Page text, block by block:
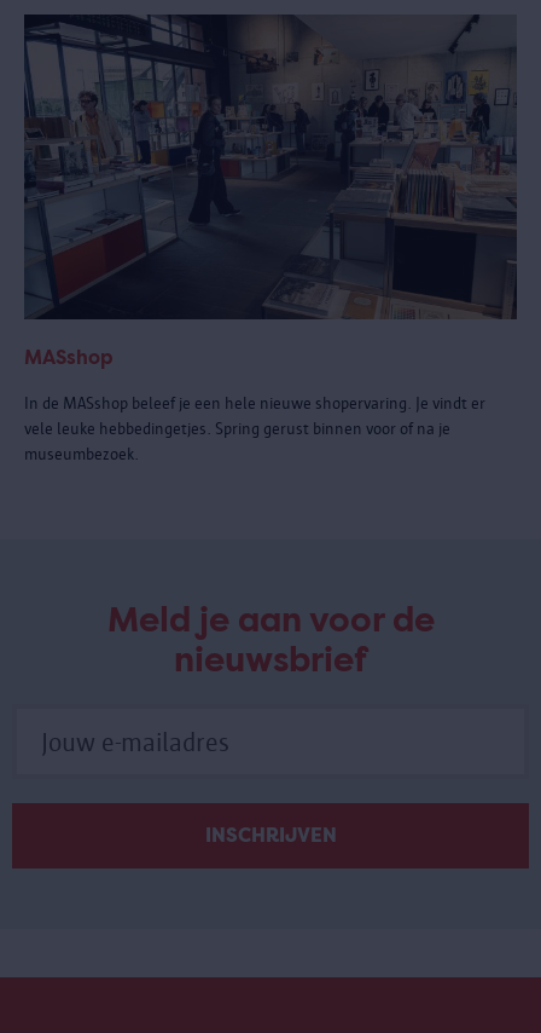
MASshop
In de MASshop beleef je een hele nieuwe shopervaring. Je vindt er
vele leuke hebbedingetjes. Spring gerust binnen voor of na je
museumbezoek.
Meld je aan voor de
nieuwsbrief